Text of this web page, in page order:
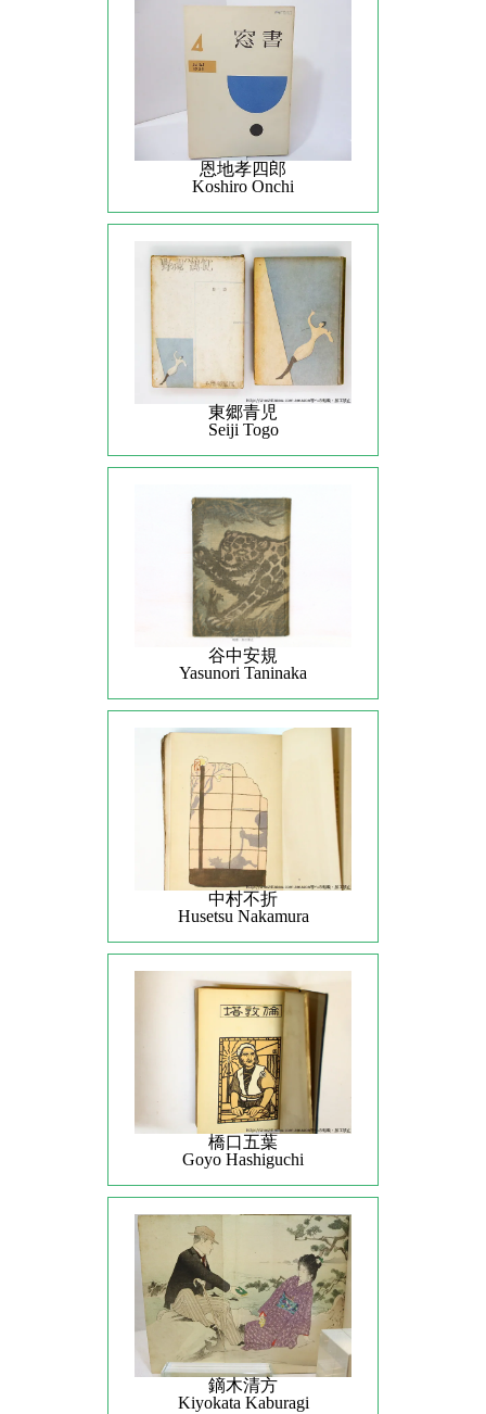
恩地孝四郎
Koshiro Onchi
東郷青児
Seiji Togo
谷中安規
Yasunori Taninaka
中村不折
Husetsu Nakamura
橋口五葉
Goyo Hashiguchi
鏑木清方
Kiyokata Kaburagi